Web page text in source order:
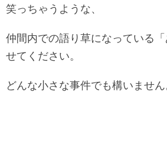
笑っちゃうような、
仲間内での語り草になっている
せてください。
どんな小さな事件でも構いません